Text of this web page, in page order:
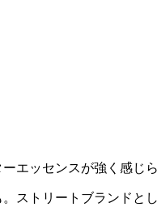
エッセンスが強く感じら
ストリートブランドと